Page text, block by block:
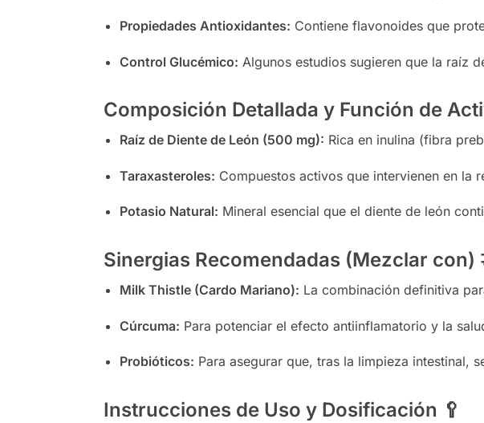
Propiedades Antioxidantes: Contiene flavonoides que
Control Glucémico: Algunos estudios sugieren que la raíz
Composición Detallada y Función de
Raíz de Diente de León (500 mg): Rica en inulina (fibra
Taraxasteroles: Compuestos activos que intervienen en la
Potasio Natural: Mineral esencial que el diente de león
Sinergias Recomendadas (Mezclar con)
Milk Thistle (Cardo Mariano): La combinación definitiva
Cúrcuma: Para potenciar el efecto antiinflamatorio y la
Probióticos: Para asegurar que, tras la limpieza intestinal,
Instrucciones de Uso y Dosificación 🥄